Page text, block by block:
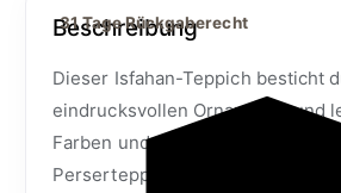
31 Tage Rückgaberecht
Beschreibung
Dieser Isfahan-Teppich besticht
eindrucksvollen Ornamente und
Farben und zählt zweifellos zu
Perserteppichen auf dem Markt.